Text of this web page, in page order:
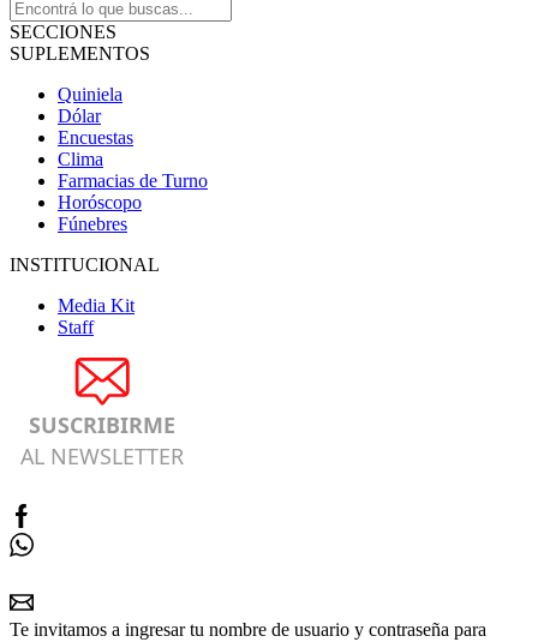
SECCIONES
SUPLEMENTOS
Quiniela
Dólar
Encuestas
Clima
Farmacias de Turno
Horóscopo
Fúnebres
INSTITUCIONAL
Media Kit
Staff
SUSCRIBIRME
AL NEWSLETTER
Te invitamos a ingresar tu nombre de usuario y contraseña para